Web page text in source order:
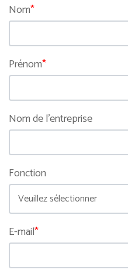
Nom*
Prénom*
Nom de l'entreprise
Fonction
E-mail*